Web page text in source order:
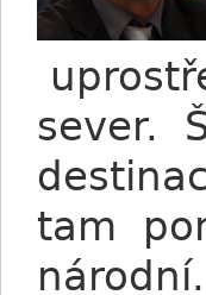
sever.
tam